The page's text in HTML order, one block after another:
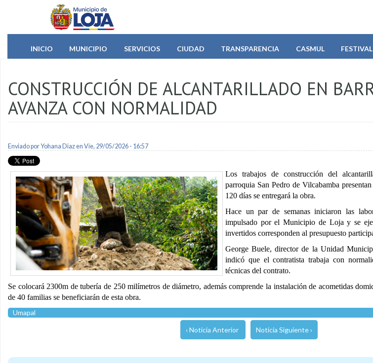
Pasar al contenido principal
INICIO
MUNICIPIO SERVICIOS CIUDAD TRANSPARENCIA CASMUL FESTIVAL
CONSTRUCCIÓN DE ALCANTARILLADO EN
AVANZA CON NORMALIDAD
Enviado porYohana Diazen Vie, 29/05/2026 - 16:57
Los trabajos de construcción del
parroquia San Pedro de Vilcabamba
120 días se entregará la obra.
Hace un par de semanas iniciaron las
impulsado por el Municipio de Loja y se
invertidos corresponden al presupuesto
George Buele, director de la Unidad
indicó que el contratista trabaja con
técnicas del contrato.
Se colocará 2300m de tubería de 250 milímetros de diámetro, además comprende la instalación de acometidas
de 40 familias se beneficiarán de esta obra.
Umapal
‹ Noticia Anterior Noticia Siguiente ›